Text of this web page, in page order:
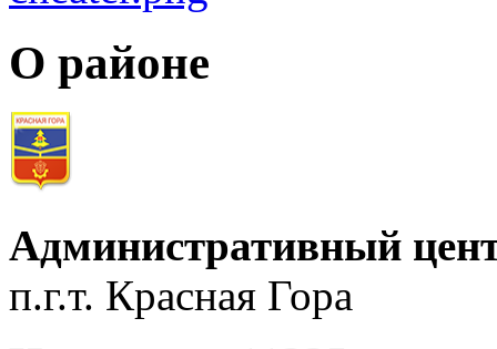
О районе
Административный
п.г.т. Красная Гора